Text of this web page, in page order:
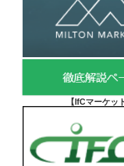
【IfCマーケッ